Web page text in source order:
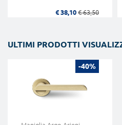
€ 38,10 € 63,50
ULTIMI PRODOTTI
-40%